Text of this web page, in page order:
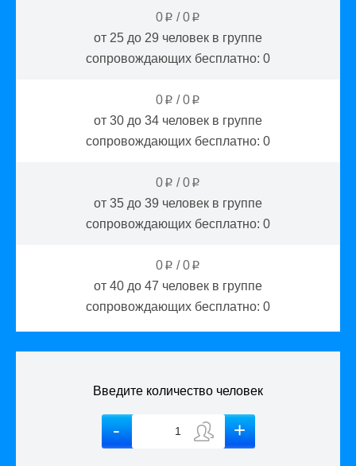
0 p /0 p
от 25 до 29 человек в группе
сопровождающих бесплатно: 0
0 p /0 p
от 30 до 34 человек в группе
сопровождающих бесплатно: 0
0 p /0 p
от 35 до 39 человек в группе
сопровождающих бесплатно: 0
0 p /0 p
от 40 до 47 человек в группе
сопровождающих бесплатно: 0
Введите количество человек